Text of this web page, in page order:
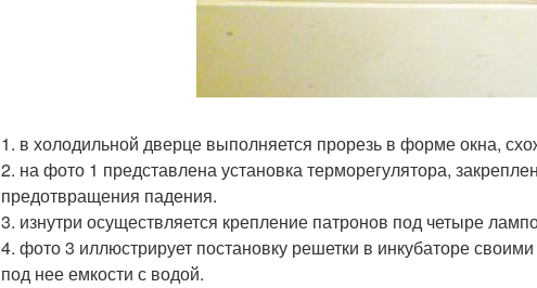
1. в холодильной дверце выполняется прорезь в форме окна,
2. на фото 1 представлена установка терморегулятора,
предотвращения падения.
3. изнутри осуществляется крепление патронов под четыре
4. фото 3 иллюстрирует постановку решетки в инкубаторе
под нее емкости с водой.